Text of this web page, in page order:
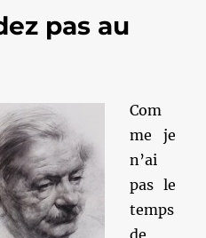
pas au
Com
me je
n’ai
pas le
temps
de